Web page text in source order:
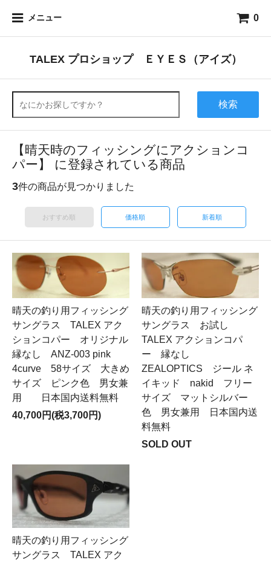
メニュー 0
TALEX プロショップ ＥＹＥＳ（アイズ）
検索
【晴天時のフィッシングにアクションコ
パー】 に登録されている商品
3件の商品が見つかりました
おすすめ順 価格順 新着順
晴天の釣り用フィッシング
サングラス TALEX アク
ションコパー オリジナル
縁なし ANZ-003 pink
4curve 58サイズ 大きめ
サイズ ピンク色 男女兼
用 日本国内送料無料
40,700円(税3,700円)
晴天の釣り用フィッシング
サングラス お試し
TALEX アクションコパ
ー 縁なし
ZEALOPTICS ジール ネ
イキッド nakid フリー
サイズ マットシルバー
色 男女兼用 日本国内送
料無料
SOLD OUT
晴天の釣り用フィッシング
サングラス TALEX アク